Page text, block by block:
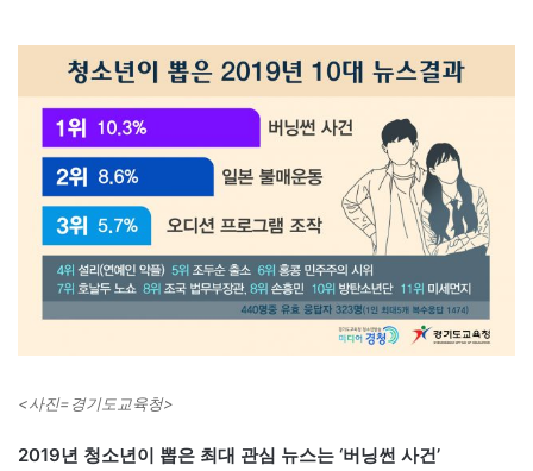
<사진=경기도교육청>
2019년 청소년이 뽑은 최대 관심 뉴스는 ‘버닝썬 사건’